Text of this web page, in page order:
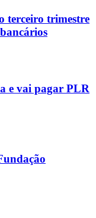
terceiro trimestre
e vai pagar PLR